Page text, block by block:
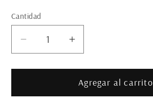
Cantidad
Cantidad
Reducir
cantidad
para
REBECA
Aumentar
cantidad
para
FALDA
REBECA
Agregar al carrito